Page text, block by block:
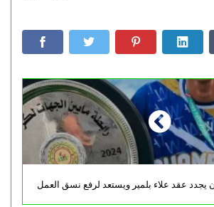
يجدد عقد علاء بلمير ويستعد لرفع نسق العمل